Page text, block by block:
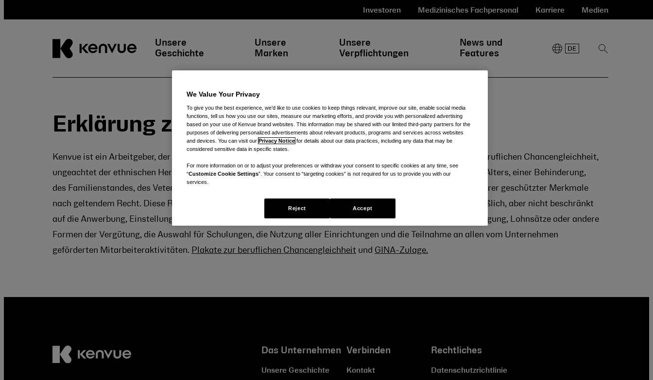
Investoren Medizinisches Fachpersonal Karriere Medien
Unsere
Geschichte
Unsere
Marken
Unsere
Verpflichtungen
News und
Features
Suche
Erklärung zur Chancengleichheit
Kenvue ist ein Arbeitgeber, der die Chancengleichheit fördert. Dazu verfolgt das Unternehmen eine Politik der beruflichen Chancengleichheit,
ungeachtet der ethnischen Herkunft, der Hautfarbe, der Religion, des Geschlechts, der nationalen Herkunft, des Alters, einer Behinderung,
des Familienstandes, des Veteranenstatus, der sexuellen Orientierung, der genetischen Informationen oder anderer geschützter Merkmale
nach geltendem Recht. Diese Richtlinie bezieht sich auf alle Phasen des Beschäftigungsverhältnisses, einschließlich, aber nicht beschränkt
auf die Anwerbung, Einstellung, Vermittlung, Beförderung, Versetzung, Degradierung, Personalabbau und Kündigung, Lohnsätze oder andere
Formen der Vergütung, die Auswahl für Schulungen, die Nutzung aller Einrichtungen und die Teilnahme an allen vom Unternehmen
geförderten Mitarbeiteraktivitäten. Plakate zur beruflichen Chancengleichheit und GINA-Zulage.
Das Unternehmen
Unsere Geschichte
Verbinden
Kontakt
Rechtliches
Datenschutzrichtlinie
We Value Your Privacy
To give you the best experience, we’d like to use cookies to keep things relevant, improve our site, enable social media
functions, tell us how you use our sites, measure our marketing efforts, and provide you with personalized advertising
based on your use of Kenvue brand websites. This information may be shared with our limited third-party partners for the
purposes of delivering personalized advertisements about relevant products, programs and services across websites
and devices. You can visit our Privacy Notice for details about our data practices, including any data that may be
considered sensitive data in specific states.
For more information on or to adjust your preferences or withdraw your consent to specific cookies at any time, see
“Customize Cookie Settings”. Your consent to “targeting cookies” is not required for us to provide you with our
services.
Reject Accept